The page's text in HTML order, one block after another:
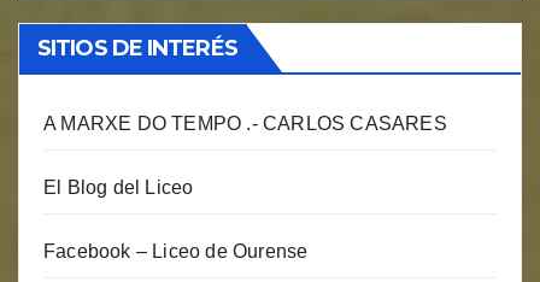
SITIOS DE INTERÉS
A MARXE DO TEMPO .- CARLOS CASARES
El Blog del Liceo
Facebook – Liceo de Ourense